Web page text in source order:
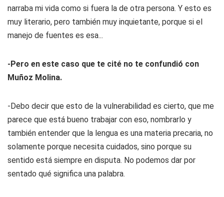
narraba mi vida como si fuera la de otra persona. Y esto es
muy literario, pero también muy inquietante, porque si el
manejo de fuentes es esa...
-Pero en este caso que te cité no te confundió con
Muñoz Molina.
-Debo decir que esto de la vulnerabilidad es cierto, que me
parece que está bueno trabajar con eso, nombrarlo y
también entender que la lengua es una materia precaria, no
solamente porque necesita cuidados, sino porque su
sentido está siempre en disputa. No podemos dar por
sentado qué significa una palabra.